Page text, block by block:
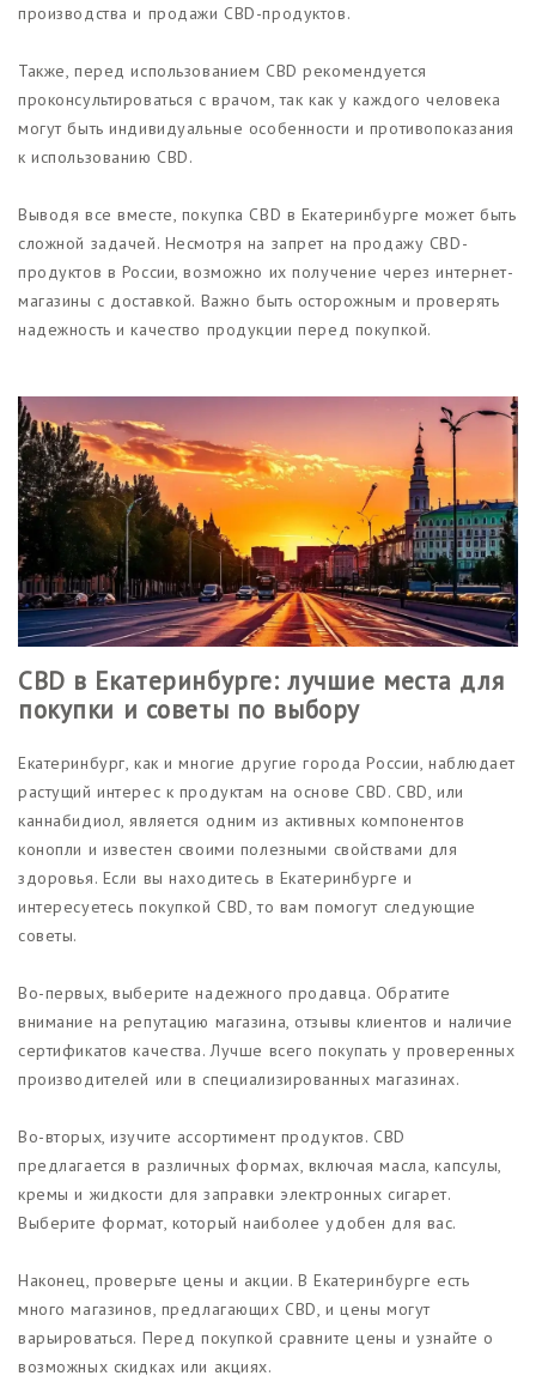
производства и продажи CBD-продуктов.
Также, перед использованием CBD рекомендуется
проконсультироваться с врачом, так как у каждого человека
могут быть индивидуальные особенности и противопоказания
к использованию CBD.
Выводя все вместе, покупка CBD в Екатеринбурге может быть
сложной задачей. Несмотря на запрет на продажу CBD-
продуктов в России, возможно их получение через интернет-
магазины с доставкой. Важно быть осторожным и проверять
надежность и качество продукции перед покупкой.
CBD в Екатеринбурге: лучшие места для
покупки и советы по выбору
Екатеринбург, как и многие другие города России, наблюдает
растущий интерес к продуктам на основе CBD. CBD, или
каннабидиол, является одним из активных компонентов
конопли и известен своими полезными свойствами для
здоровья. Если вы находитесь в Екатеринбурге и
интересуетесь покупкой CBD, то вам помогут следующие
советы.
Во-первых, выберите надежного продавца. Обратите
внимание на репутацию магазина, отзывы клиентов и наличие
сертификатов качества. Лучше всего покупать у проверенных
производителей или в специализированных магазинах.
Во-вторых, изучите ассортимент продуктов. CBD
предлагается в различных формах, включая масла, капсулы,
кремы и жидкости для заправки электронных сигарет.
Выберите формат, который наиболее удобен для вас.
Наконец, проверьте цены и акции. В Екатеринбурге есть
много магазинов, предлагающих CBD, и цены могут
варьироваться. Перед покупкой сравните цены и узнайте о
возможных скидках или акциях.